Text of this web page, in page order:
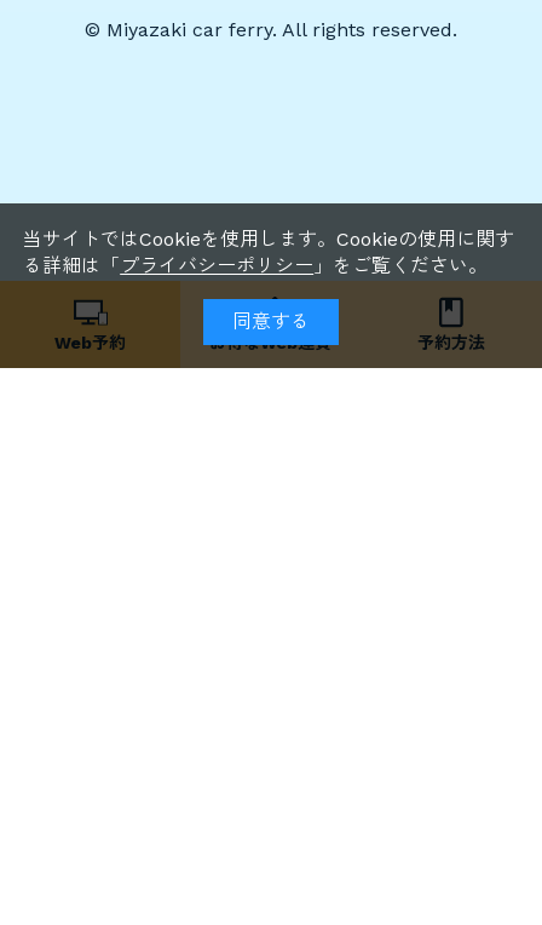
当サイトではCookieを使用します。Cookieの使用に関す
る詳細は「 プライバシーポリシー 」をご覧ください。
同意する
© Miyazaki car ferry. All rights reserved.
Web予約 お得なWeb運賃 予約方法